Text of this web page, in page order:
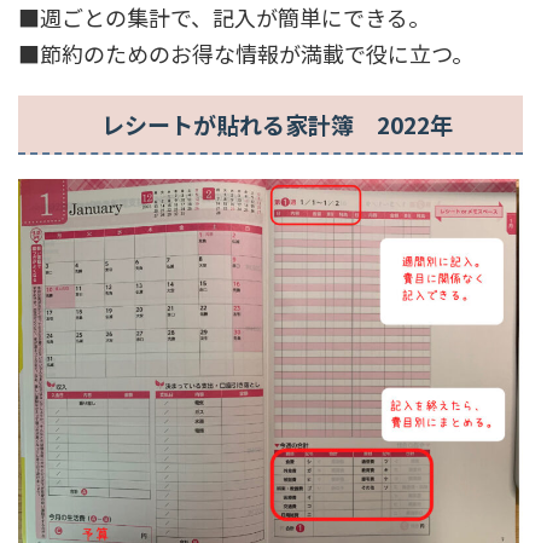
■週ごとの集計で、記入が簡単にできる。
■節約のためのお得な情報が満載で役に立つ。
レシートが貼れる家計簿 2022年